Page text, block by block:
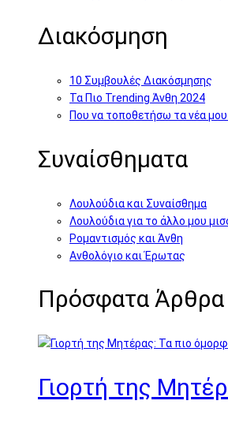
Διακόσμηση
10 Συμβουλές Διακόσμησης
Τα Πιο Trending Άνθη 2024
Που να τοποθετήσω τα νέα
Συναίσθηματα
Λουλούδια και Συναίσθημα
Λουλούδια για το άλλο μου
Ρομαντισμός και Άνθη
Ανθολόγιο και Έρωτας
Πρόσφατα Άρθρα
Γιορτή της